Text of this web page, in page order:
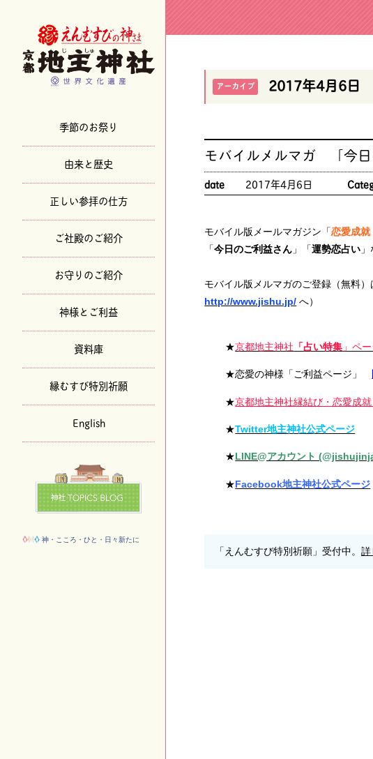
季節のお祭り
由来と歴史
正しい参拝の仕方
ご社殿のご紹介
お守りのご紹介
神様とご利益
資料庫
縁むすび特別祈願
English
神・こころ・ひと・日々新たに
アーカイブ 2017年4月6日
モバイルメルマガ 「今日
date 2017年4月6日
モバイル版メールマガジン「恋愛成
「今日のご利益さん 」「運勢恋占い
モバイル版メルマガのご登録（無料
http://www.jishu.jp/ へ）
★京都地主神社 「占い特集 」ペ
★恋愛の神様「ご利益ページ」
★京都地主神社縁結び・恋愛成就
★Twitter地主神社公式ページ
★LINE@アカウント
★Facebook地主神社公式ページ
「えんむすび特別祈願」受付中。詳